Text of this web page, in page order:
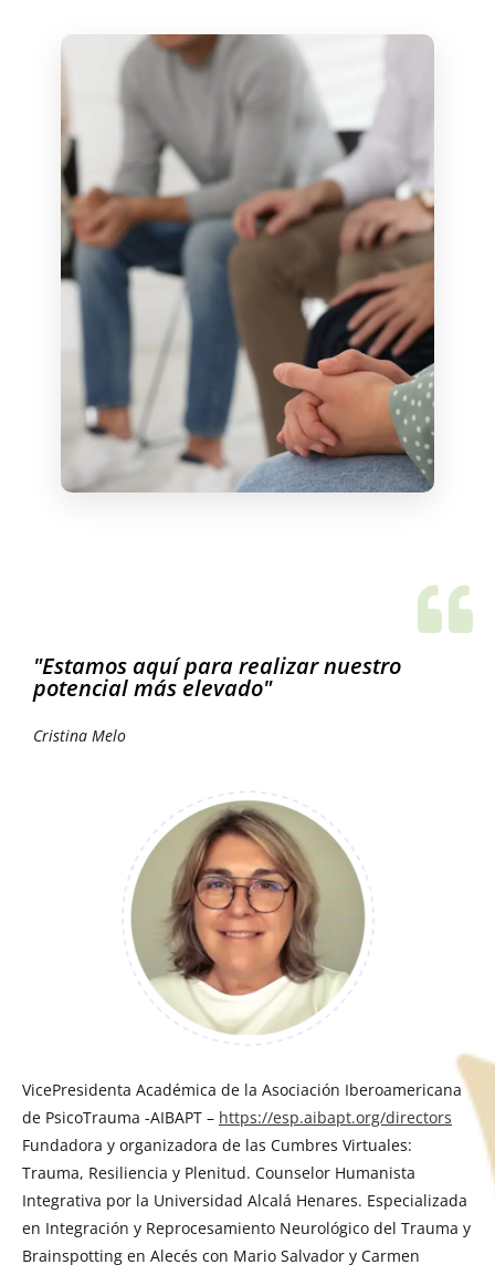
"Estamos aquí para realizar nuestro
potencial más elevado"
Cristina Melo
VicePresidenta Académica de la Asociación Iberoamericana
de PsicoTrauma -AIBAPT – https://esp.aibapt.org/directors
Fundadora y organizadora de las Cumbres Virtuales:
Trauma, Resiliencia y Plenitud. Counselor Humanista
Integrativa por la Universidad Alcalá Henares. Especializada
en Integración y Reprocesamiento Neurológico del Trauma y
Brainspotting en Alecés con Mario Salvador y Carmen